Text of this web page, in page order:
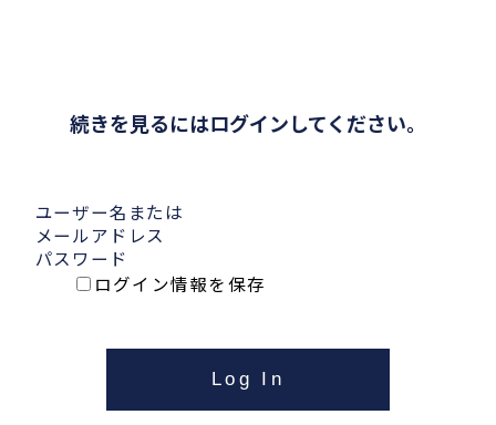
続きを見るにはログインしてください。
ユーザー名または
メールアドレス
パスワード
ログイン情報を保存